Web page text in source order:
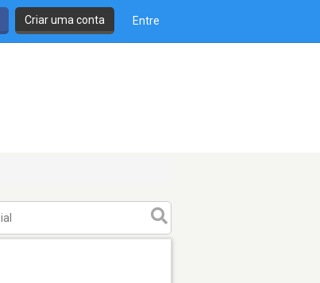
Criar uma conta Entre